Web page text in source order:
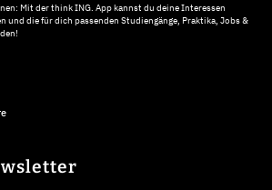
Mit der think ING. App kannst du deine Interessen
und die für dich passenden Studiengänge, Praktika, Jobs &